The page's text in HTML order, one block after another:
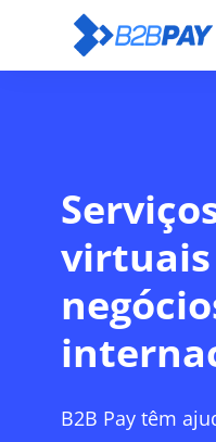
B2B Pay têm